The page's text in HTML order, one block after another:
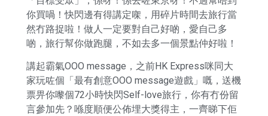
你買喎！快閃邊有得講定㗎，用碎片時間去旅行當
然冇路捉啦！做人一定要對自己好啲，愛自己多
啲，旅行幫你做跑腿，不如去多一個景點仲好啦！
講起霸氣OOO message，之前HK Express咪同大
家玩咗個「最有創意OOO message遊戲」嘅，送機
票畀你嚟個72小時快閃Self-love旅行，你有冇份留
言參加先？喺度順便公佈埋大獎得主，一齊睇下佢